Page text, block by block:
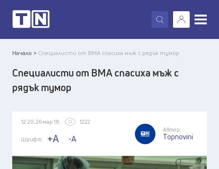
X
Начало > Специалисти от ВМА спасиха мъж с рядък тумор
Специалисти от ВМА спасиха мъж с
рядък тумор
12:20, 26 мар 18 1222
Шрифт: +A -A
Автор:
Topnovini